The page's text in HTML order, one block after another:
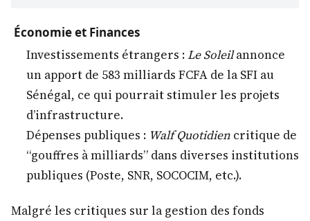
Économie et Finances
Investissements étrangers :Le Soleilannonce
un apport de 583 milliards FCFA de la SFI au
Sénégal, ce qui pourrait stimuler les projets
d’infrastructure.
Dépenses publiques : Walf Quotidiencritique de
“gouffres à milliards” dans diverses institutions
publiques (Poste, SNR, SOCOCIM, etc.).
Malgré les critiques sur la gestion des fonds